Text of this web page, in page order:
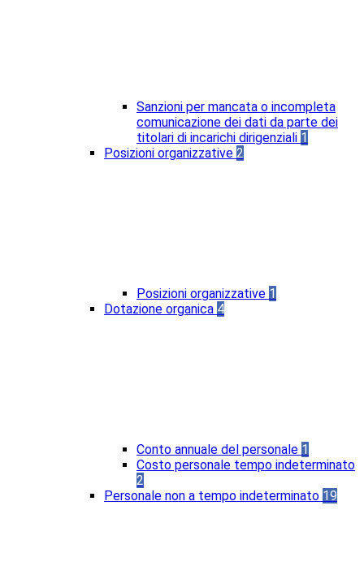
Sanzioni per mancata o incompleta
comunicazione dei dati da parte dei
titolari di incarichi dirigenziali 1
Posizioni organizzative 2
Posizioni organizzative 1
Dotazione organica 4
Conto annuale del personale 1
Costo personale tempo indeterminato
2
Personale non a tempo indeterminato 19